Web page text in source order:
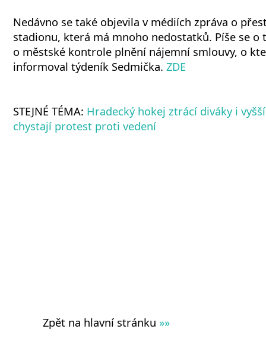
Nedávno se také objevila v médiích zpráva o
stadionu, která má mnoho nedostatků. Píše se o
o městské kontrole plnění nájemní smlouvy, o
informoval týdeník Sedmička. ZDE
STEJNÉ TÉMA: Hradecký hokej ztrácí diváky i
chystají protest proti vedení
Zpět na hlavní stránku »»